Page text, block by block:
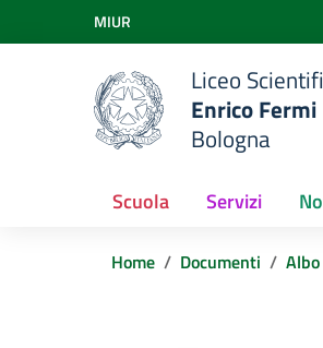
Vai ai contenuti
Vai al menu di navigazione
Vai al footer
MIUR
Liceo
Enrico Fermi
Bologna
Scuola Servizi
Home Documenti